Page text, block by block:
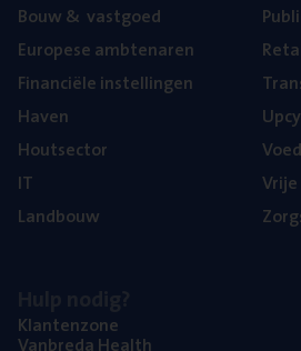
Bouw& vastgoed
Euro­pe­se ambtenaren
Finan­ci­ë­le instellingen
Haven
Hout­sec­tor
IT
Land­bouw
Klan­ten­zo­ne
Van­b­re­da Health